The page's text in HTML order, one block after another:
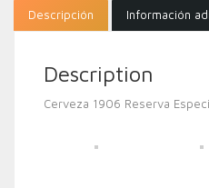
Descripción Información
Description
Cerveza 1906 Reserva